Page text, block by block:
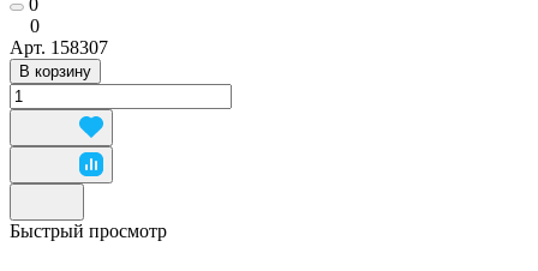
0
Арт. 158307
В корзину
Быстрый просмотр